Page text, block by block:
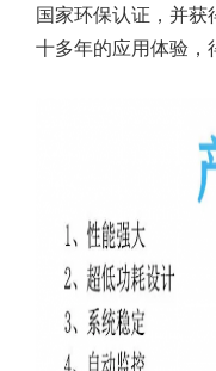
国家环保认证，并
十多年的应用体验，